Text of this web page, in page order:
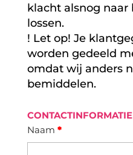
klacht alsnog naar
lossen.
! Let op! Je
worden gedeeld
omdat wij anders
bemiddelen.
CONTACTINFORMATIE
Naam *